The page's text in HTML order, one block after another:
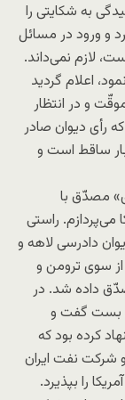
به شکایتی را
و ورود در مسائل
لازم نمی‌داند.
تاریخ ۵ ژوئیه ۱۹۵۱ صادر نمود، اعلام گردید
و در انتظار
رأی دیوان صادر
ساقط است و
مصدّق با
می‌پردازم. راستی
دادرسی لاهه و
سوی ترومن و
۱۳۳۱ به دولت مصدّق داده شد. در
بست گفت و
مهرماه ۱۳۳۰، او پیشنهاد کرده بود که
شرکت نفت ایران
را بپذیرد.